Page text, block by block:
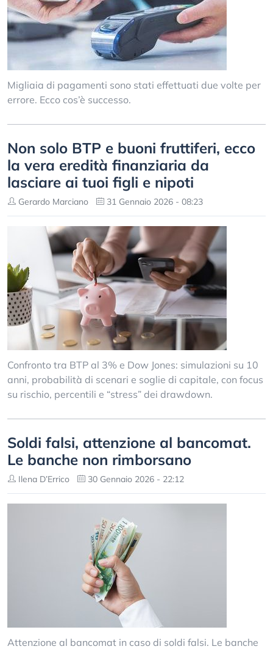
Migliaia di pagamenti sono stati effettuati due volte per
errore. Ecco cos’è successo.
Non solo BTP e buoni fruttiferi, ecco
la vera eredità finanziaria da
lasciare ai tuoi figli e nipoti
Gerardo Marciano 31 Gennaio 2026 - 08:23
Confronto tra BTP al 3% e Dow Jones: simulazioni su 10
anni, probabilità di scenari e soglie di capitale, con focus
su rischio, percentili e “stress” dei drawdown.
Soldi falsi, attenzione al bancomat.
Le banche non rimborsano
Ilena D’Errico 30 Gennaio 2026 - 22:12
Attenzione al bancomat in caso di soldi falsi. Le banche